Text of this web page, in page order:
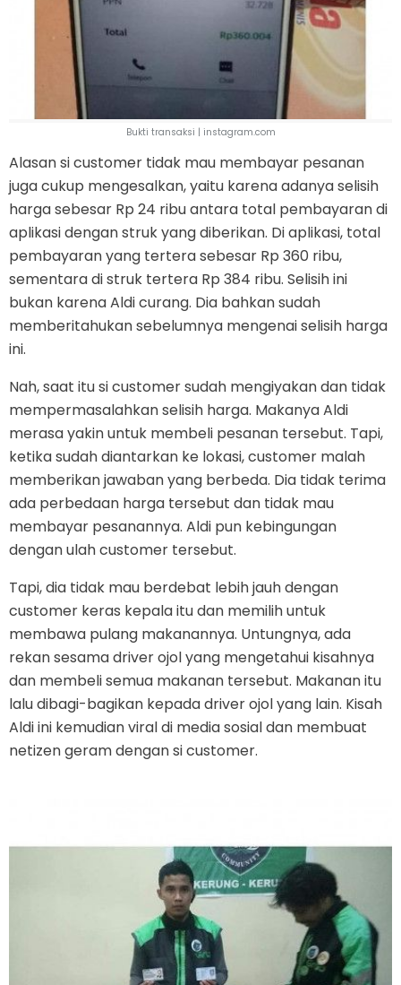
Bukti transaksi | instagram.com
Alasan si customer tidak mau membayar pesanan
juga cukup mengesalkan, yaitu karena adanya selisih
harga sebesar Rp 24 ribu antara total pembayaran di
aplikasi dengan struk yang diberikan. Di aplikasi, total
pembayaran yang tertera sebesar Rp 360 ribu,
sementara di struk tertera Rp 384 ribu. Selisih ini
bukan karena Aldi curang. Dia bahkan sudah
memberitahukan sebelumnya mengenai selisih harga
ini.
Nah, saat itu si customer sudah mengiyakan dan tidak
mempermasalahkan selisih harga. Makanya Aldi
merasa yakin untuk membeli pesanan tersebut. Tapi,
ketika sudah diantarkan ke lokasi, customer malah
memberikan jawaban yang berbeda. Dia tidak terima
ada perbedaan harga tersebut dan tidak mau
membayar pesanannya. Aldi pun kebingungan
dengan ulah customer tersebut.
Tapi, dia tidak mau berdebat lebih jauh dengan
customer keras kepala itu dan memilih untuk
membawa pulang makanannya. Untungnya, ada
rekan sesama driver ojol yang mengetahui kisahnya
dan membeli semua makanan tersebut. Makanan itu
lalu dibagi-bagikan kepada driver ojol yang lain. Kisah
Aldi ini kemudian viral di media sosial dan membuat
netizen geram dengan si customer.